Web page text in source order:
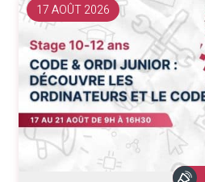
17 AOÛT 2026